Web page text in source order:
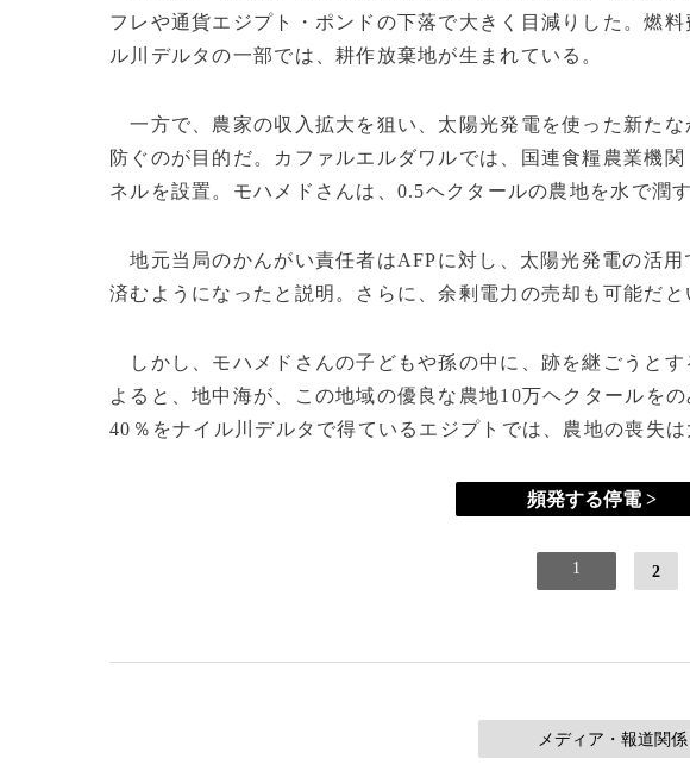
フレや通貨エジプト・ポンドの下落で大きく目減りした。燃
ル川デルタの一部では、耕作放棄地が生まれている。
一方で、農家の収入拡大を狙い、太陽光発電を使った新た
防ぐのが目的だ。カファルエルダワルでは、国連食糧農業機関
ネルを設置。モハメドさんは、0.5ヘクタールの農地を水で潤
地元当局のかんがい責任者はAFPに対し、太陽光発電の活
済むようになったと説明。さらに、余剰電力の売却も可能だと
しかし、モハメドさんの子どもや孫の中に、跡を継ごうとす
よると、地中海が、この地域の優良な農地10万ヘクタールを
40％をナイル川デルタで得ているエジプトでは、農地の喪失は
頻発する停電 >
1 2
メディア・報道関